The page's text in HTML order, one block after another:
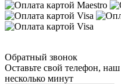
Обратный звонок
Оставьте свой телефон,
несколько минут